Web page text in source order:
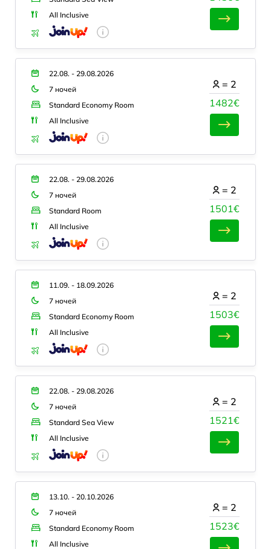
All Inclusive
22.08. - 29.08.2026
7 ночей
Standard Economy Room
All Inclusive
1482€
= 2
22.08. - 29.08.2026
7 ночей
Standard Room
All Inclusive
1501€
= 2
11.09. - 18.09.2026
7 ночей
Standard Economy Room
All Inclusive
1503€
= 2
22.08. - 29.08.2026
7 ночей
Standard Sea View
All Inclusive
1521€
= 2
13.10. - 20.10.2026
7 ночей
Standard Economy Room
All Inclusive
1523€
= 2